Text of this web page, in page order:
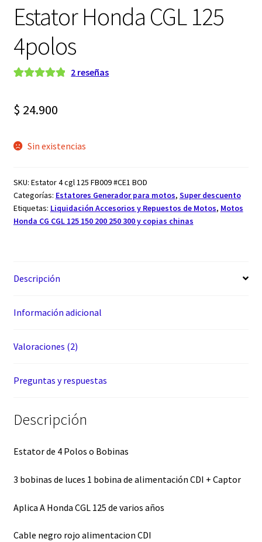
Estator Honda CGL 125
4polos
base a
de clientes
2 reseñas
$ 24.900
Sin existencias
SKU: Estator 4 cgl 125 FB009 #CE1 BOD
Categorías: Estatores Generador para motos, Super descuento
Etiquetas: Liquidación Accesorios y Repuestos de Motos, Motos
Honda CG CGL 125 150 200 250 300 y copias chinas
Descripción
Información adicional
Valoraciones (2)
Preguntas y respuestas
Descripción
Estator de 4 Polos o Bobinas
3 bobinas de luces 1 bobina de alimentación CDI + Captor
Aplica A Honda CGL 125 de varios años
Cable negro rojo alimentacion CDI